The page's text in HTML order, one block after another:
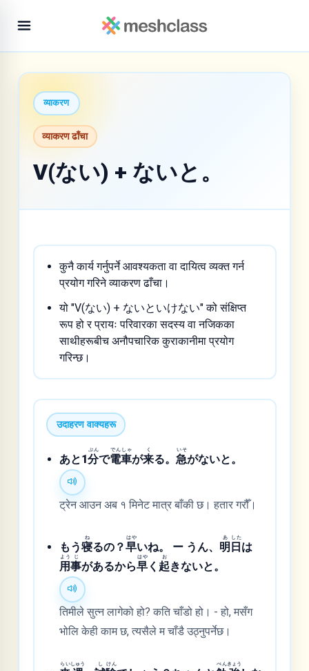
व्याकरण
व्याकरण ढाँचा
V(ない) + ないと。
कुनै कार्य गर्नुपर्ने आवश्यकता वा दायित्व व्यक्त गर्न
प्रयोग गरिने व्याकरण ढाँचा।
यो "V(ない) + ないといけない" को संक्षिप्त
रूप हो र प्रायः परिवारका सदस्य वा नजिकका
साथीहरूबीच अनौपचारिक कुराकानीमा प्रयोग
गरिन्छ।
उदाहरण वाक्यहरू
あと1分
ぷん
で電
でん
車
しゃ
が来
く
る。急
いそ
がないと。
ट्रेन आउन अब १ मिनेट मात्र बाँकी छ। हतार गरौँ।
もう寝
ね
るの？早
はや
いね。 ー うん、 明
あ
日
した
は
用
よう
事
じ
があるから早
はや
く 起
お
きないと。
तिमीले सुत्न लागेको हो? कति चाँडो हो। - हो, मसँग
भोलि केही काम छ, त्यसैले म चाँडै उठ्नुपर्नेछ।
らいしゅう し けん べん きょう